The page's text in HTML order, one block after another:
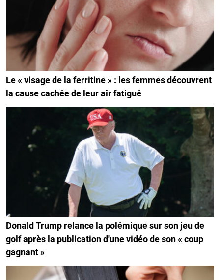
Le « visage de la ferritine » : les femmes découvrent
la cause cachée de leur air fatigué
Donald Trump relance la polémique sur son jeu de
golf après la publication d'une vidéo de son « coup
gagnant »